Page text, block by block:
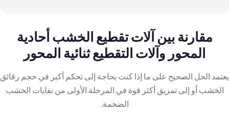
مقارنة بين آلات تقطيع الخشب أحادية
المحور وآلات التقطيع ثنائية المحور
يعتمد الحل الصحيح على ما إذا كنت بحاجة إلى تحكم أكبر في حجم رقائق
الخشب أو إلى تمزيق أكثر قوة في المرحلة الأولى من نفايات الخشب
الضخمة.